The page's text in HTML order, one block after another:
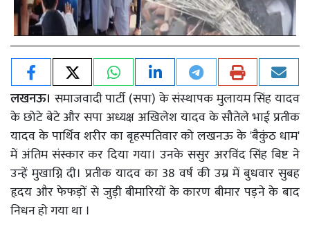
लखनऊ। समाजवादी पार्टी (सपा) के संस्थापक मुलायम सिंह यादव
के छोटे बेटे और सपा अध्यक्ष अखिलेश यादव के सौतेले भाई प्रतीक
यादव के पार्थिव शरीर का बृहस्पतिवार को लखनऊ के 'बैकुंठ धाम'
में अंतिम संस्कार कर दिया गया। उनके ससुर अरविंद सिंह बिष्ट ने
उन्हें मुखाग्नि दी। प्रतीक यादव का 38 वर्ष की उम्र में बुधवार सुबह
हृदय और फेफड़ों से जुड़ी बीमारियों के कारण बीमार पड़ने के बाद
निधन हो गया था ।